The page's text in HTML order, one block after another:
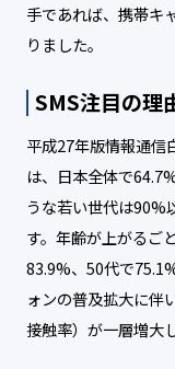
手であれば、携帯キ
りました。
SMS注目の
平成27年版情報通信
は、日本全体で
うな若い世代は90%
す。年齢が上がるご
83.9%、50代で
ォンの普及拡大に伴
接触率）が一層増大